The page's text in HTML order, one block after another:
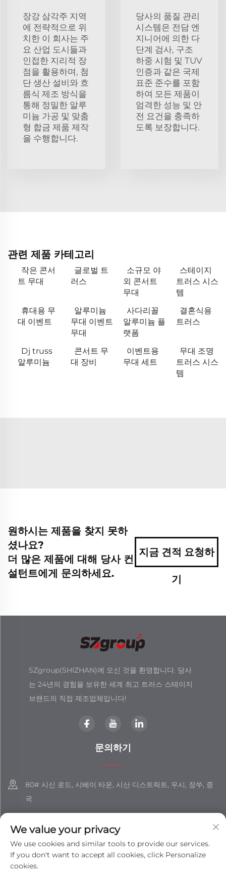
장강 삼각주 지역
에 전략적으로 위
치한 이 회사는 주
요 산업 도시들과
인접한 지리적 장
점을 활용하며, 첨
단 생산 설비와 흐
름식 제조 방식을
통해 정밀한 알루
미늄 가공 및 맞춤
형 합금 제품 제작
을 수행합니다.
당사의 품질 관리
시스템은 전담 엔
지니어에 의한 다
단계 검사, 구조
하중 시험 및 TUV
인증과 같은 국제
표준 준수를 포함
하여 모든 제품이
엄격한 성능 및 안
전 요건을 충족하
도록 보장합니다.
관련 제품 카테고리
작은 콘서
트 무대
글로벌 트
러스
소규모 야
외 콘서트
무대
스테이지
트러스 시스
템
휴대용 무
대 이벤트
알루미늄
무대 이벤트
무대
사다리꼴
알루미늄 플
랫폼
결혼식용
트러스
Dj truss
알루미늄
콘서트 무
대 장비
이벤트용
무대 세트
무대 조명
트러스 시스
템
원하시는 제품을 찾지 못하
셨나요?
더 많은 제품에 대해 당사 컨
설턴트에게 문의하세요.
지금 견적 요청하
기
SZgroup(SHIZHAN)에 오신 것을 환영합니다. 당사
는 24년의 경험을 보유한 세계 최고 트러스 스테이지
브랜드의 직접 제조업체입니다!
문의하기
80# 시신 로드, 시베이 타운, 시산 디스트릭트, 우시, 장쑤, 중
국
[email protected]
We value your privacy
We use cookies and similar tools to provide our services.
If you don't want to accept all cookies, click Personalize
cookies.